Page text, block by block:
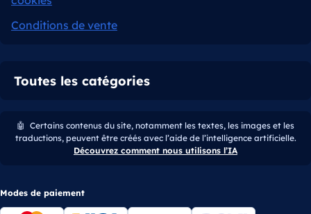
Conditions de vente
Toutes les catégories
🤖 Certains contenus du site, notamment les textes, les images et les
traductions, peuvent être créés avec l’aide de l’intelligence artificielle.
Découvrez comment nous utilisons l’IA
Modes de paiement